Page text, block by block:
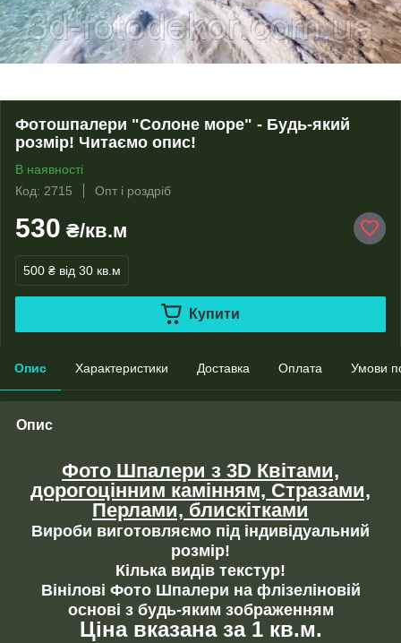
Фотошпалери "Солоне море" - Будь-який
розмір! Читаємо опис!
В наявності
Код: 2715
Опт і роздріб
530 ₴/кв.м
500 ₴ від 30 кв.м
Купити
Опис Характеристики Доставка Оплата Умови
Опис
Фото Шпалери з 3D Квітами,
дорогоцінним камінням, Стразами,
Перлами, блискітками
Вироби виготовляємо під індивідуальний
розмір!
Кілька видів текстур!
Вінілові Фото Шпалери на флізеліновій
основі з будь-яким зображенням
Ціна вказана за 1 кв.м.